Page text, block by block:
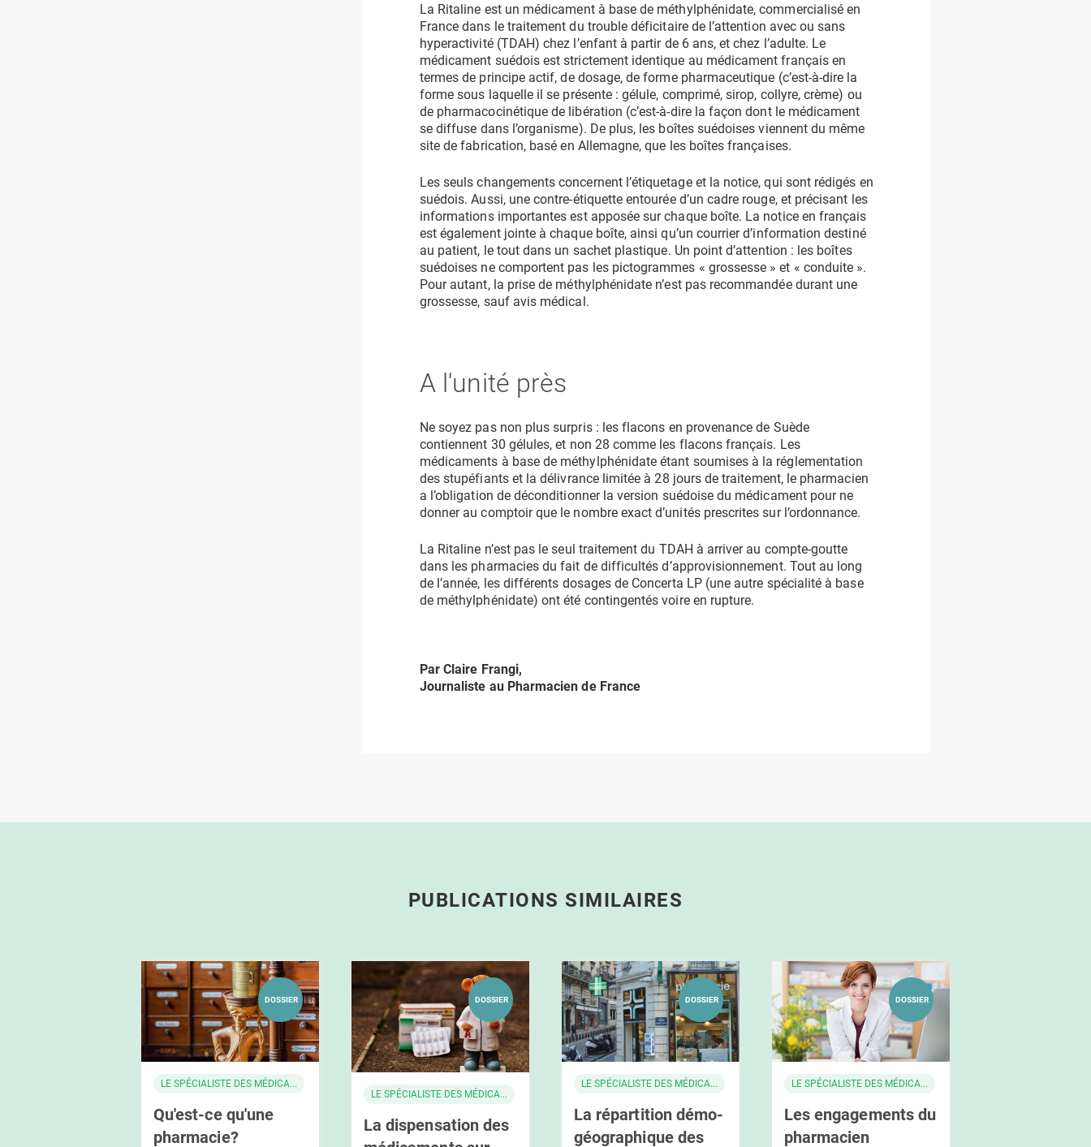
La Ritaline est un médicament à base de méthylphénidate, commercialisé en
France dans le traitement du trouble déficitaire de l’attention avec ou sans
hyperactivité (TDAH) chez l’enfant à partir de 6 ans, et chez l’adulte. Le
médicament suédois est strictement identique au médicament français en
termes de principe actif, de dosage, de forme pharmaceutique (c’est-à-dire la
forme sous laquelle il se présente : gélule, comprimé, sirop, collyre, crème) ou
de pharmacocinétique de libération (c’est-à-dire la façon dont le médicament
se diffuse dans l’organisme). De plus, les boîtes suédoises viennent du même
site de fabrication, basé en Allemagne, que les boîtes françaises.
Les seuls changements concernent l’étiquetage et la notice, qui sont rédigés en
suédois. Aussi, une contre-étiquette entourée d’un cadre rouge, et précisant les
informations importantes est apposée sur chaque boîte. La notice en français
est également jointe à chaque boîte, ainsi qu’un courrier d’information destiné
au patient, le tout dans un sachet plastique. Un point d’attention : les boîtes
suédoises ne comportent pas les pictogrammes « grossesse » et « conduite ».
Pour autant, la prise de méthylphénidate n’est pas recommandée durant une
grossesse, sauf avis médical.
A l'unité près
Ne soyez pas non plus surpris : les flacons en provenance de Suède
contiennent 30 gélules, et non 28 comme les flacons français. Les
médicaments à base de méthylphénidate étant soumises à la réglementation
des stupéfiants et la délivrance limitée à 28 jours de traitement, le pharmacien
a l’obligation de déconditionner la version suédoise du médicament pour ne
donner au comptoir que le nombre exact d’unités prescrites sur l’ordonnance.
La Ritaline n’est pas le seul traitement du TDAH à arriver au compte-goutte
dans les pharmacies du fait de difficultés d’approvisionnement. Tout au long
de l’année, les différents dosages de Concerta LP (une autre spécialité à base
de méthylphénidate) ont été contingentés voire en rupture.
Par Claire Frangi,
Journaliste au Pharmacien de France
PUBLICATIONS SIMILAIRES
DOSSIER
LE SPÉCIALISTE DES MÉDICA...
Qu'est-ce qu'une
pharmacie?
DOSSIER
LE SPÉCIALISTE DES MÉDICA...
La dispensation des
DOSSIER
LE SPÉCIALISTE DES MÉDICA...
La répartition démo-
géographique des
DOSSIER
LE SPÉCIALISTE DES MÉDICA...
Les engagements du
pharmacien